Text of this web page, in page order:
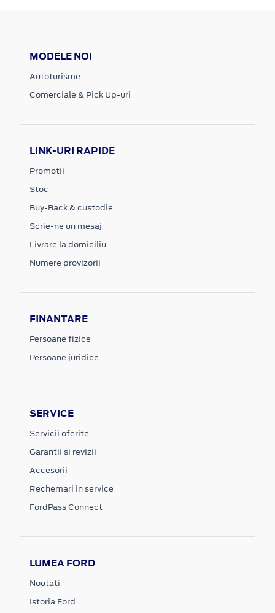
MODELE NOI
Autoturisme
Comerciale & Pick Up-uri
LINK-URI RAPIDE
Promotii
Stoc
Buy-Back & custodie
Scrie-ne un mesaj
Livrare la domiciliu
Numere provizorii
FINANTARE
Persoane fizice
Persoane juridice
SERVICE
Servicii oferite
Garantii si revizii
Accesorii
Rechemari in service
FordPass Connect
LUMEA FORD
Noutati
Istoria Ford